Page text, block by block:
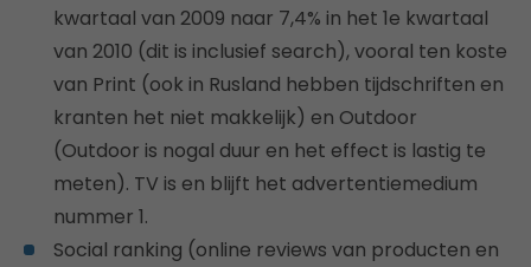
kwartaal van 2009 naar 7,4% in het 1e kwartaal
van 2010 (dit is inclusief search), vooral ten koste
van Print (ook in Rusland hebben tijdschriften en
kranten het niet makkelijk) en Outdoor
(Outdoor is nogal duur en het effect is lastig te
meten). TV is en blijft het advertentiemedium
nummer 1.
Social ranking (online reviews van producten en